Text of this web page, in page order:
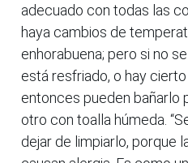
adecuado con todas las
haya cambios de
enhorabuena; pero si no
está resfriado, o hay
entonces pueden bañarlo
otro con toalla húmeda.
dejar de limpiarlo, porque